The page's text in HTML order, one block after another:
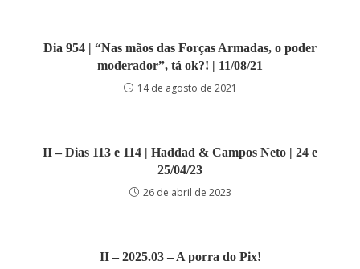
Dia 954 | “Nas mãos das Forças Armadas, o poder
moderador”, tá ok?! | 11/08/21
14 de agosto de 2021
II – Dias 113 e 114 | Haddad & Campos Neto | 24 e
25/04/23
26 de abril de 2023
II – 2025.03 – A porra do Pix!